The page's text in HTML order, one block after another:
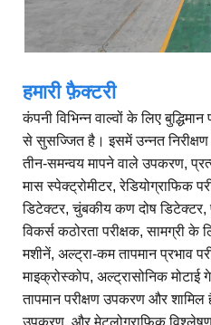
हमारी फ़ैक्टरी
कंपनी विभिन्न वाल्वों के लिए
से सुसज्जित है। इसमें उन्नत
तीन-समन्वय मापने वाले उपकरण,
मास स्पेक्ट्रोमीटर, रेडियोग्राफिक
डिटेक्टर, चुंबकीय कण दोष डिटेक्टर,
विकर्स कठोरता परीक्षक, सामग्री के
मशीनें, अल्ट्रा-कम तापमान प्रभाव
माइक्रोस्कोप, अल्ट्रासोनिक
तापमान परीक्षण उपकरण और